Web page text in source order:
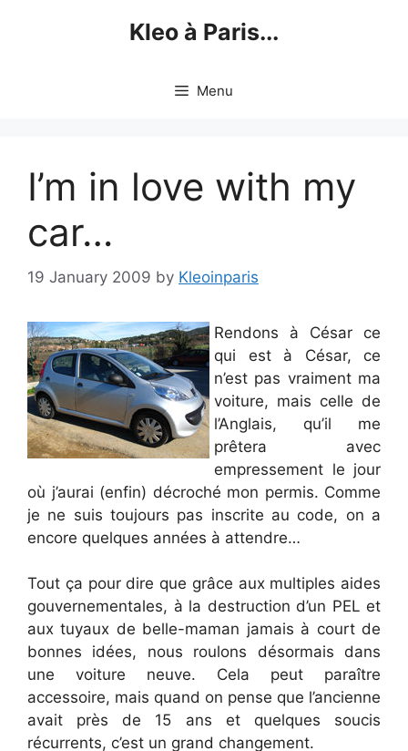
Kleo à Paris...
Menu
I’m in love with my
car…
19 January 2009 by Kleoinparis
Rendons à César ce
qui est à César, ce
n’est pas vraiment ma
voiture, mais celle de
l’Anglais, qu’il me
prêtera avec
empressement le jour
où j’aurai (enfin) décroché mon permis. Comme
je ne suis toujours pas inscrite au code, on a
encore quelques années à attendre…
Tout ça pour dire que grâce aux multiples aides
gouvernementales, à la destruction d’un PEL et
aux tuyaux de belle-maman jamais à court de
bonnes idées, nous roulons désormais dans
une voiture neuve. Cela peut paraître
accessoire, mais quand on pense que l’ancienne
avait près de 15 ans et quelques soucis
récurrents, c’est un grand changement.